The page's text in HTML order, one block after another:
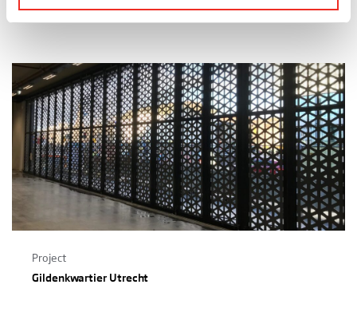
Project
Gildenkwartier Utrecht